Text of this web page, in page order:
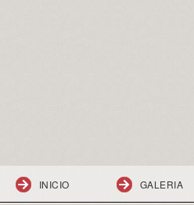
INICIO GALERIA